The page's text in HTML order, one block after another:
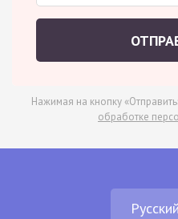
Нажимая на кнопку
обработке